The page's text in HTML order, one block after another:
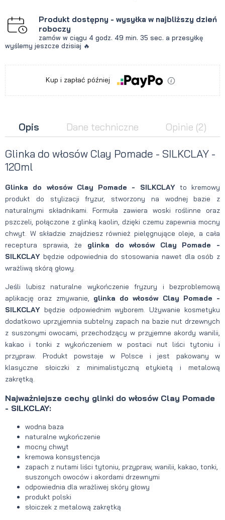
Produkt dostępny - wysyłka w najbliższy dzień
roboczy
zamów w ciągu 4 godz. 49 min. 35 sec. a przesyłkę
wyślemy jeszcze dzisiaj 🔥
Kup i zapłać później
Opis Dane techniczne Opinie (2)
Glinka do włosów Clay Pomade - SILKCLAY -
120ml
Glinka do włosów Clay Pomade - SILKCLAY to kremowy
produkt do stylizacji fryzur, stworzony na wodnej bazie z
naturalnymi składnikami. Formuła zawiera woski roślinne oraz
pszczeli, połączone z glinką kaolin, dzięki czemu zapewnia mocny
chwyt. W składzie znajdziesz również pielęgnujące oleje, a cała
receptura sprawia, że glinka do włosów Clay Pomade -
SILKCLAY będzie odpowiednia do stosowania nawet dla osób z
wrażliwą skórą głowy.
Jeśli lubisz naturalne wykończenie fryzury i bezproblemową
aplikację oraz zmywanie, glinka do włosów Clay Pomade -
SILKCLAY będzie odpowiednim wyborem. Używanie kosmetyku
dodatkowo uprzyjemnia subtelny zapach na bazie nut drzewnych
z suszonymi owocami, przechodzący w przyjemne akordy wanilii,
kakao i tonki z wykończeniem w postaci nut liści tytoniu i
przypraw. Produkt powstaje w Polsce i jest pakowany w
klasyczne słoiczki z minimalistyczną etykietą i metalową
zakrętką.
Najważniejsze cechy glinki do włosów Clay Pomade
- SILKCLAY:
wodna baza
naturalne wykończenie
mocny chwyt
kremowa konsystencja
zapach z nutami liści tytoniu, przypraw, wanilii, kakao, tonki,
suszonych owoców i akordami drzewnymi
odpowiednia dla wrażliwej skóry głowy
produkt polski
słoiczek z metalową zakrętką